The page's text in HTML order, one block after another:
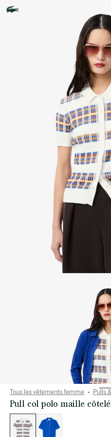
d’images
produit
Tous les vêtements femme Pulls
Pull col polo maille
des
déclinaisons